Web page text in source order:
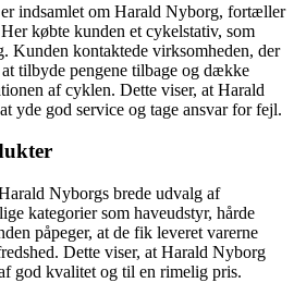
indsamlet om Harald Nyborg, fortæller
købte kunden et cykelstativ, som
Kunden kontaktede virksomheden, der
tilbyde pengene tilbage og dække
af cyklen. Dette viser, at Harald
yde god service og tage ansvar for fejl.
Nyborgs brede udvalg af
kategorier som haveudstyr, hårde
påpeger, at de fik leveret varerne
Dette viser, at Harald Nyborg
god kvalitet og til en rimelig pris.